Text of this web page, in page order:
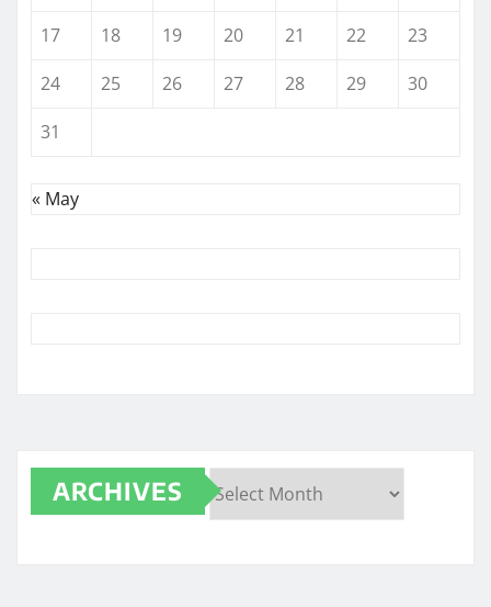
17
18 19 20 21 22
23
24
25 26 27 28 29
30
31
« May
ARCHIVES